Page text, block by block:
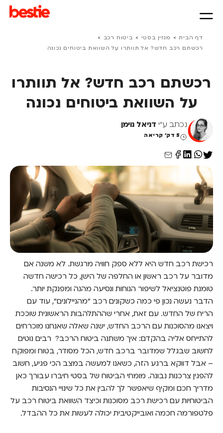
דף הבית > מגזין בסטי > ביטוח רכב >
רכשתם רכב חדש? אל תוותרו על השוואת ביטוחים נכונה
רכשתם רכב חדש? אל תוותרו
על השוואת ביטוחים נכונה
נכתב ע"י דניאל נוימן
5 דק' קריאה
רכישת רכב חדש היא ללא ספק חוויה מרגשת. לא משנה אם
מדובר על רכב ראשון או החלפה של הישן, כל רכישה חדשה
טומנת פוטנציאל לשיפור הנוחות ונסיעה מהנה ומפנקת יותר.
הדבר נעשה נכון פי כמה כשקונים רכב "מהניילונים", עוד עם
הריח של החדש. עם זאת, אחרי שההתלהבות הראשונית שוככת
ויצאנו מהסוכנות עם הרכב החדש, ישנה שאלה שאנחנו מוכרחים
להתייחס אליה בהקדם: איך משתנה ביטוח הרכב? רבים נוטים
לחשוב שבגלל שמדובר ברכב חדש, הכל מסודר, בטוח ומפוקח
– אבל דווקא ברגע הזה, כשאנו למעשה במצב הכי פגיע, חשוב
להפגין צרכנות נבונה. מומחי הביטוח של בסטי חיברו עבורך כאן
מדריך חכם ומקיף שיאפשר לך להבין את כל שינויי הנסיבות
הביטוחיות עם רכישת רכב מסוכנות וכיצד השוואת ביטוח רכב על
פלטפורמה חכמה ואובייקטיבית יכולה לעשות את כל ההבדל.